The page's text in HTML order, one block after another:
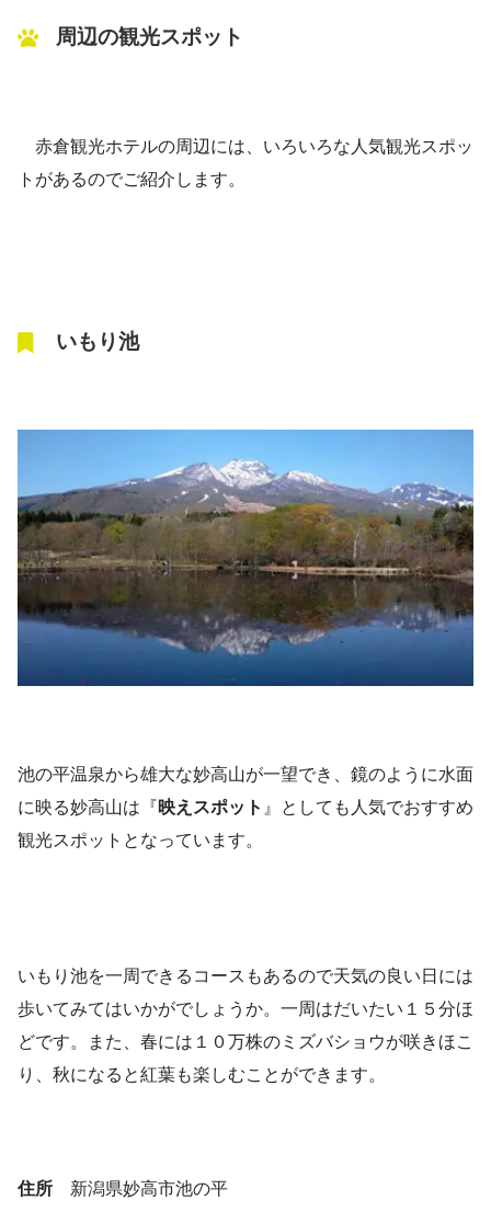
周辺の観光スポット
赤倉観光ホテルの周辺には、いろいろな人気観光スポッ
トがあるのでご紹介します。
いもり池
池の平温泉から雄大な妙高山が一望でき、鏡のように水面
に映る妙高山は『映えスポット 』としても人気でおすすめ
観光スポットとなっています。
いもり池を一周できるコースもあるので天気の良い日には
歩いてみてはいかがでしょうか。一周はだいたい１５分ほ
どです。また、春には１０万株のミズバショウが咲きほこ
り、秋になると紅葉も楽しむことができます。
住所 新潟県妙高市池の平